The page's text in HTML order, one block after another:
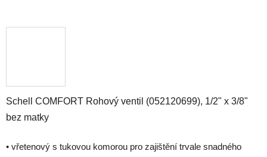
Schell COMFORT Rohový ventil (052120699), 1/2" x 3/8"
bez matky
• vřetenový s tukovou komorou pro zajištění trvale snadného